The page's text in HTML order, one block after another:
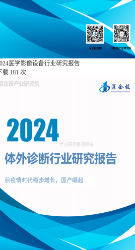
医学影像设备行业研究报告
下载 181 次